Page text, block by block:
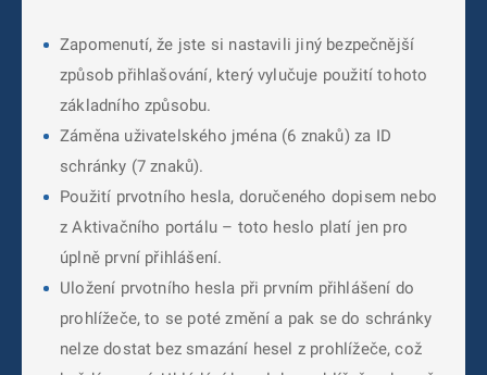
Zapomenutí, že jste si nastavili jiný bezpečnější
způsob přihlašování, který vylučuje použití tohoto
základního způsobu.
Záměna uživatelského jména (6 znaků) za ID
schránky (7 znaků).
Použití prvotního hesla, doručeného dopisem nebo
z Aktivačního portálu – toto heslo platí jen pro
úplně první přihlášení.
Uložení prvotního hesla při prvním přihlášení do
prohlížeče, to se poté změní a pak se do schránky
nelze dostat bez smazání hesel z prohlížeče, což